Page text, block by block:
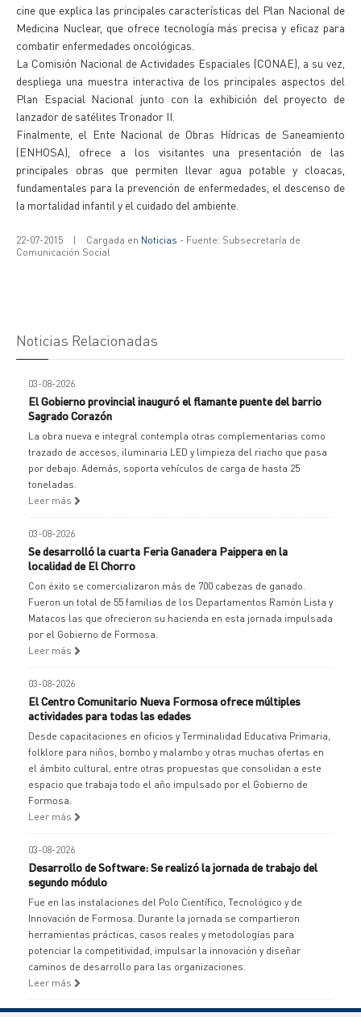
cine que explica las principales características del Plan Nacional de
Medicina Nuclear, que ofrece tecnología más precisa y eficaz para
combatir enfermedades oncológicas.
La Comisión Nacional de Actividades Espaciales (CONAE), a su vez,
despliega una muestra interactiva de los principales aspectos del
Plan Espacial Nacional junto con la exhibición del proyecto de
lanzador de satélites Tronador II.
Finalmente, el Ente Nacional de Obras Hídricas de Saneamiento
(ENHOSA), ofrece a los visitantes una presentación de las
principales obras que permiten llevar agua potable y cloacas,
fundamentales para la prevención de enfermedades, el descenso de
la mortalidad infantil y el cuidado del ambiente.
22-07-2015 | Cargada en Noticias - Fuente: Subsecretaría de
Comunicación Social
Noticias Relacionadas
03-08-2026
El Gobierno provincial inauguró el flamante puente del barrio
Sagrado Corazón
La obra nueva e integral contempla otras complementarias como
trazado de accesos, iluminaria LED y limpieza del riacho que pasa
por debajo. Además, soporta vehículos de carga de hasta 25
toneladas.
Leer más
03-08-2026
Se desarrolló la cuarta Feria Ganadera Paippera en la
localidad de El Chorro
Con éxito se comercializaron más de 700 cabezas de ganado.
Fueron un total de 55 familias de los Departamentos Ramón Lista y
Matacos las que ofrecieron su hacienda en esta jornada impulsada
por el Gobierno de Formosa.
Leer más
03-08-2026
El Centro Comunitario Nueva Formosa ofrece múltiples
actividades para todas las edades
Desde capacitaciones en oficios y Terminalidad Educativa Primaria,
folklore para niños, bombo y malambo y otras muchas ofertas en
el ámbito cultural, entre otras propuestas que consolidan a este
espacio que trabaja todo el año impulsado por el Gobierno de
Formosa.
Leer más
03-08-2026
Desarrollo de Software: Se realizó la jornada de trabajo del
segundo módulo
Fue en las instalaciones del Polo Científico, Tecnológico y de
Innovación de Formosa. Durante la jornada se compartieron
herramientas prácticas, casos reales y metodologías para
potenciar la competitividad, impulsar la innovación y diseñar
caminos de desarrollo para las organizaciones.
Leer más